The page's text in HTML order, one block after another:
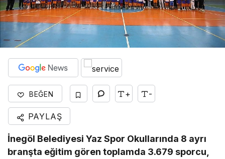
BEĞEN + -
PAYLAŞ
İnegöl Belediyesi Yaz Spor Okullarında 8 ayrı
branşta eğitim gören toplamda 3.679 sporcu,